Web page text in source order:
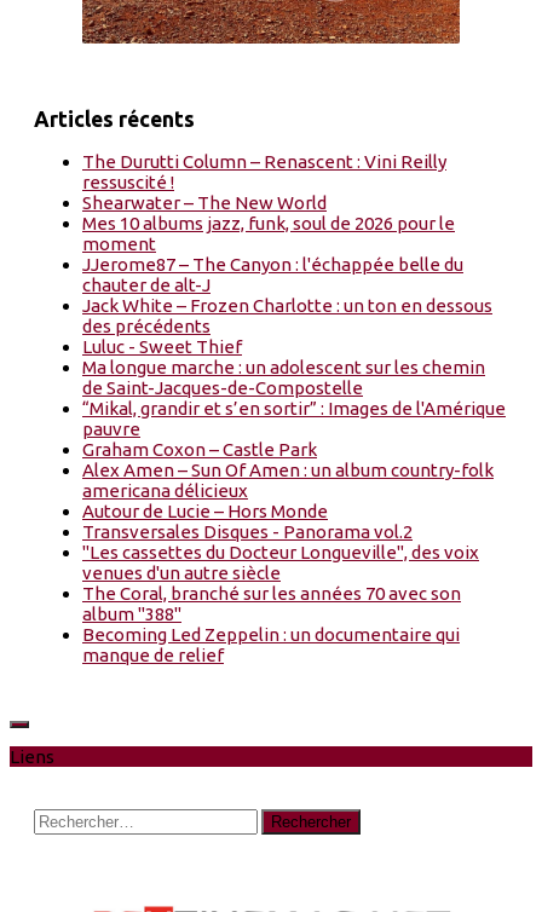
Articles récents
The Durutti Column – Renascent : Vini Reilly
ressuscité !
Shearwater – The New World
Mes 10 albums jazz, funk, soul de 2026 pour le
moment
JJerome87 – The Canyon : l'échappée belle du
chauter de alt-J
Jack White – Frozen Charlotte : un ton en dessous
des précédents
Luluc - Sweet Thief
Ma longue marche : un adolescent sur les chemin
de Saint-Jacques-de-Compostelle
“Mikal, grandir et s’en sortir” : Images de l'Amérique
pauvre
Graham Coxon – Castle Park
Alex Amen – Sun Of Amen : un album country-folk
americana délicieux
Autour de Lucie – Hors Monde
Transversales Disques - Panorama vol.2
"Les cassettes du Docteur Longueville", des voix
venues d'un autre siècle
The Coral, branché sur les années 70 avec son
album "388"
Becoming Led Zeppelin : un documentaire qui
manque de relief
Liens
Rechercher :